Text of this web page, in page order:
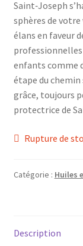
Saint‑Joseph
sphères de
élans en faveur
enfants comme
étape du
grâce, toujours
protectrice de
Rupture de
Catégorie : Huiles
Description